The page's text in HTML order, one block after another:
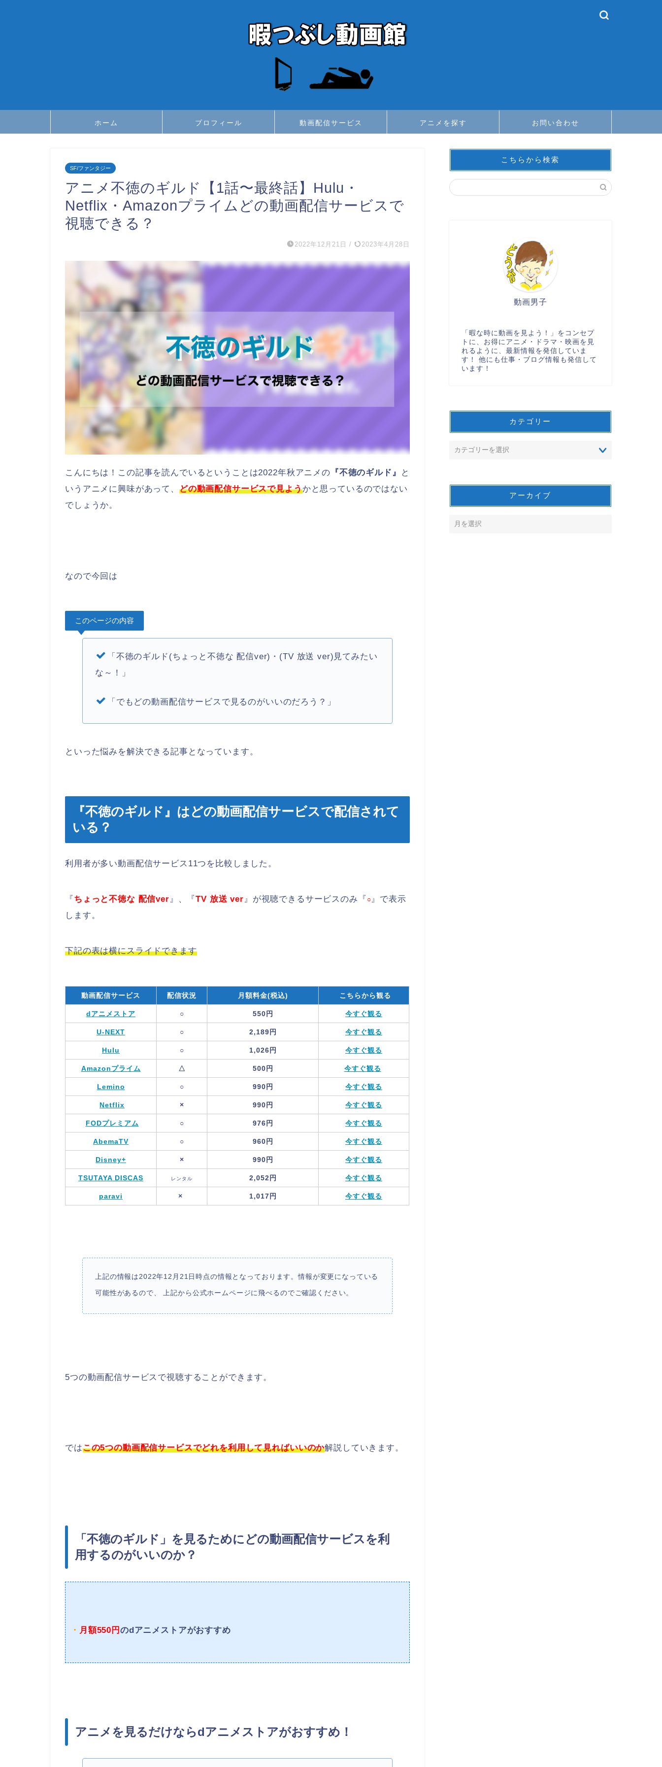
ホーム プロフィール 動画配信サービス アニメを探す お問い合わせ
SF/ファンタジー
アニメ不徳のギルド【1話〜最終話】Hulu・
Netflix・Amazonプライムどの動画配信サービスで
視聴できる？
2022年12月21日 / 2023年4月28日
こんにちは！この記事を読んでいるということは2022年秋アニメの 『不徳のギルド』
と
いうアニメに興味があって、 どの動画配信サービスで見ようかと思っているのではない
でしょうか。
なので今回は
このページの内容
「不徳のギルド(ちょっと不徳な 配信ver)・(TV 放送 ver)見てみたい
な～！」
「でもどの動画配信サービスで見るのがいいのだろう？」
といった悩みを解決できる記事となっています。
『不徳のギルド』はどの動画配信サービスで配信されて
いる？
利用者が多い動画配信サービス11つを比較しました。
『 ちょっと不徳な 配信ver』、『TV 放送 ver』が視聴できるサービスのみ『 ○』で表示
します。
下記の表は横にスライドできます
動画配信サービス 配信状況 月額料金(税込) こちらから観る
dアニメストア ○ 550円 今すぐ観る
U-NEXT ○ 2,189円 今すぐ観る
Hulu ○ 1,026円 今すぐ観る
Amazonプライム △ 500円 今すぐ観る
Lemino ○ 990円 今すぐ観る
Netflix × 990円 今すぐ観る
FODプレミアム ○ 976円 今すぐ観る
AbemaTV ○ 960円 今すぐ観る
Disney+ × 990円 今すぐ観る
TSUTAYA DISCAS レンタル 2,052円 今すぐ観る
paravi × 1,017円 今すぐ観る
上記の情報は2022年12月21日時点の情報となっております。情報が変更になっている
可能性があるので、 上記から公式ホームページに飛べるのでご確認ください。
5つの動画配信サービスで視聴することができます。
ではこの5つの動画配信サービスでどれを利用して見ればいいのか解説していきます。
「不徳のギルド」を見るためにどの動画配信サービスを利
用するのがいいのか？
・ 月額550円 のdアニメストアがおすすめ
アニメを見るだけならdアニメストアがおすすめ！
こちらから検索
動画男子
「暇な時に動画を見よう！」をコンセプ
トに、お得にアニメ・ドラマ・映画を見
れるように、最新情報を発信していま
す！ 他にも仕事・ブログ情報も発信して
います！
カテゴリー
アーカイブ